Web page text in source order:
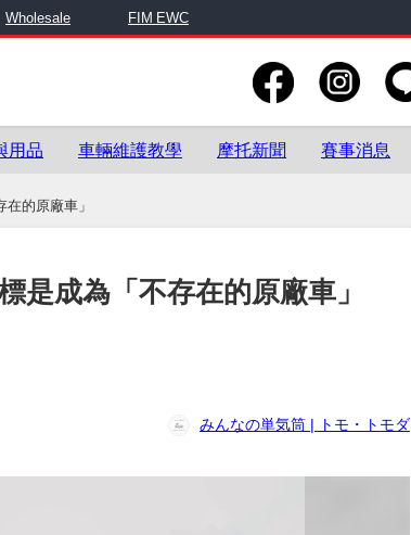
Wholesale FIM EWC
用品 車輛維護教學 摩托新聞 賽事消息
的原廠車」
是成為「不存在的原廠車」
みんなの単気筒 | トモ・トモダ